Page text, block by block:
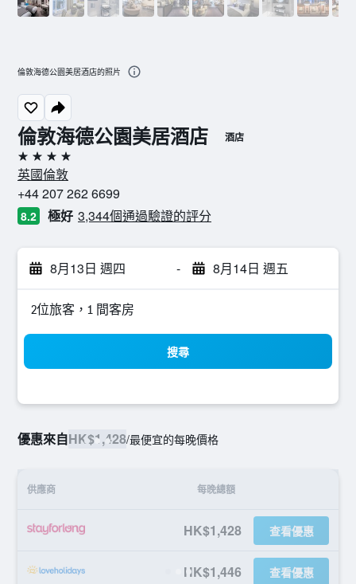
倫敦海德公園美居酒店 酒店
4星級
英國倫敦
+44 207 262 6699
8.2 極好 3,344個通過驗證的評分
8月13日 週四 - 8月14日 週五
2位旅客，1 間客房
搜尋
優惠來自HK$1,428/最便宜的每晚價格
供應商 每晚總額
HK$1,428 查看優惠
HK$1,446 查看優惠
倫敦海德公園美居酒店的照片